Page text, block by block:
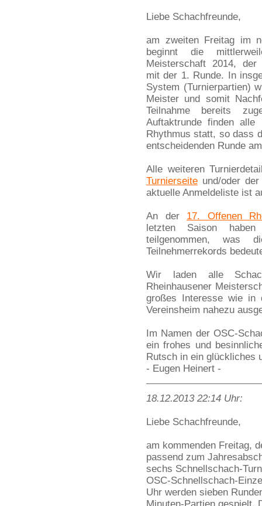
Liebe Schachfreunde,
am zweiten Freitag im
beginnt die
Meisterschaft 2014, der
mit der 1. Runde. In
System (Turnierpartien)
Meister und somit
Teilnahme bereits
Auftaktrunde finden alle
Rhythmus statt, so dass
entscheidenden Runde
Alle weiteren
Turnierseite und/oder
aktuelle Anmeldeliste ist
An der 17. Offenen
letzten Saison haben
teilgenommen, was
Teilnehmerrekords
Wir laden alle
Rheinhausener
großes Interesse wie in
Vereinsheim nahezu
Im Namen der OSC-
ein frohes und
Rutsch in ein glückliches
- Eugen Heinert -
18.12.2013 22:14 Uhr:
Liebe Schachfreunde,
am kommenden Freitag,
passend zum
sechs Schnellschach-
OSC-Schnellschach-
Uhr werden sieben